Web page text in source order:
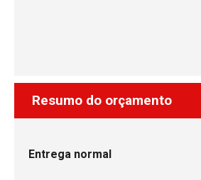
Resumo do orçamento
Entrega normal